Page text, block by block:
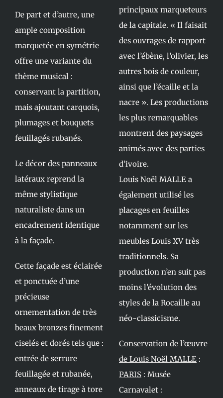
De part et d’autre, une
ample composition
marquetée en symétrie
offre une variante du
thème musical :
conservant la partition,
mais ajoutant carquois,
plumages et bouquets
feuillagés rubanés.
Le décor des panneaux
latéraux reprend la
même stylistique
naturaliste dans un
encadrement identique
à la façade.
Cette façade est éclairée
et ponctuée d’une
précieuse
ornementation de très
beaux bronzes finement
ciselés et dorés tels que :
entrée de serrure
feuillagée et rubanée,
anneaux de tirage à tore
principaux marqueteurs
de la capitale. « Il faisait
des ouvrages de rapport
avec l’ébène, l’olivier, les
autres bois de couleur,
ainsi que l’écaille et la
nacre ». Les productions
les plus remarquables
montrent des paysages
animés avec des parties
d’ivoire.
Louis Noël MALLE a
également utilisé les
placages en feuilles
notamment sur les
meubles Louis XV très
traditionnels. Sa
production n’en suit pas
moins l’évolution des
styles de la Rocaille au
néo-classicisme.
Conservation de l’œuvre
de Louis Noël MALLE :
PARIS : Musée
Carnavalet :